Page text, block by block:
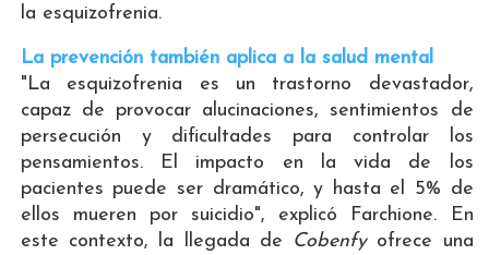
la esquizofrenia.
La prevención también aplica a la salud mental
"La esquizofrenia es un trastorno devastador,
capaz de provocar alucinaciones, sentimientos de
persecución y dificultades para controlar los
pensamientos. El impacto en la vida de los
pacientes puede ser dramático, y hasta el 5% de
ellos mueren por suicidio", explicó Farchione. En
este contexto, la llegada de
Cobenfyofrece una